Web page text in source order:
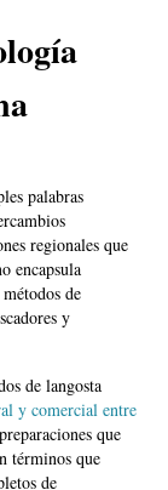
palabras
regionales que
encapsula
de
y
de langosta
y comercial entre
que
términos que
de